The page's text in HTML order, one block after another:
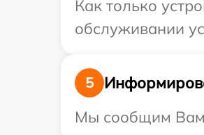
Как только
обслуживании
5
Мы сообщим Вам